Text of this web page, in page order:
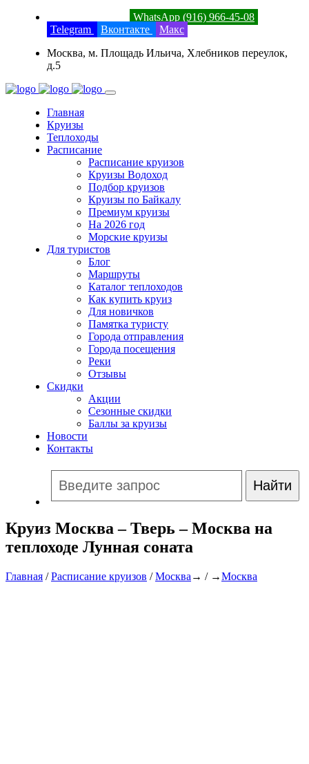
WhatsApp (916) 966-45-08
Telegram
Вконтакте
Макс
Москва, м. Площадь Ильича, Хлебников переулок,
д.5
Главная
Круизы
Теплоходы
Расписание
Расписание круизов
Круизы Водоход
Подбор круизов
Круизы по Байкалу
Премиум круизы
На 2026 год
Морские круизы
Для туристов
Блог
Маршруты
Каталог теплоходов
Как купить круиз
Для новичков
Памятка туристу
Города отправления
Города посещения
Реки
Отзывы
Скидки
Акции
Сезонные скидки
Баллы за круизы
Новости
Контакты
Круиз Москва – Тверь – Москва на
теплоходе Лунная соната
Главная /Расписание круизов /Москва → / →Москва